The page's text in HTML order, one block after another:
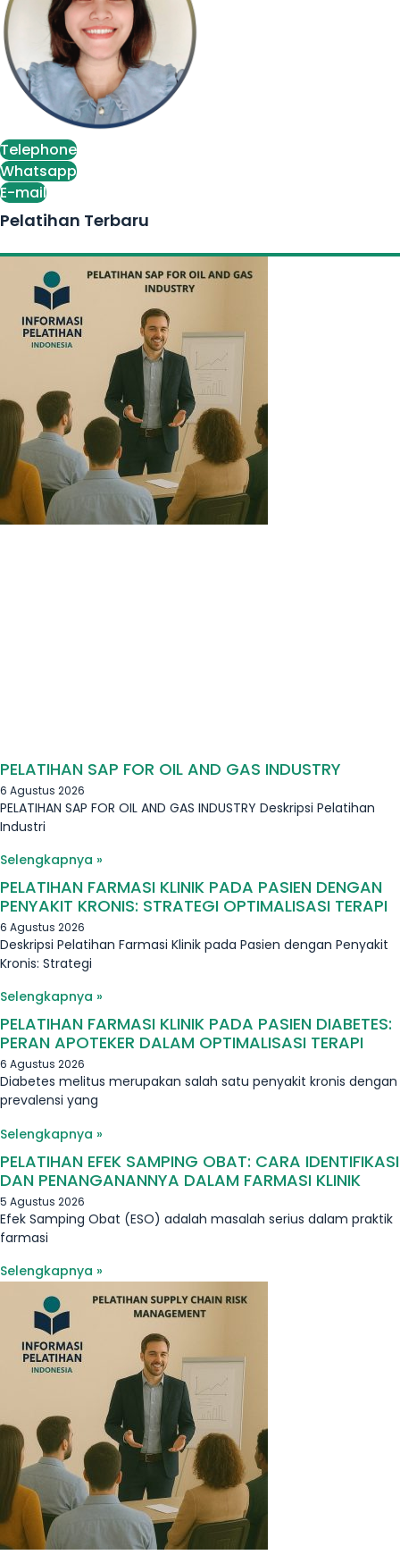
Telephone
Whatsapp
E-mail
Pelatihan Terbaru
PELATIHAN SAP FOR OIL AND GAS INDUSTRY
6 Agustus 2026
PELATIHAN SAP FOR OIL AND GAS INDUSTRY Deskripsi Pelatihan
Industri
Selengkapnya »
PELATIHAN FARMASI KLINIK PADA PASIEN DENGAN
PENYAKIT KRONIS: STRATEGI OPTIMALISASI TERAPI
6 Agustus 2026
Deskripsi Pelatihan Farmasi Klinik pada Pasien dengan Penyakit
Kronis: Strategi
Selengkapnya »
PELATIHAN FARMASI KLINIK PADA PASIEN DIABETES:
PERAN APOTEKER DALAM OPTIMALISASI TERAPI
6 Agustus 2026
Diabetes melitus merupakan salah satu penyakit kronis dengan
prevalensi yang
Selengkapnya »
PELATIHAN EFEK SAMPING OBAT: CARA IDENTIFIKASI
DAN PENANGANANNYA DALAM FARMASI KLINIK
5 Agustus 2026
Efek Samping Obat (ESO) adalah masalah serius dalam praktik
farmasi
Selengkapnya »